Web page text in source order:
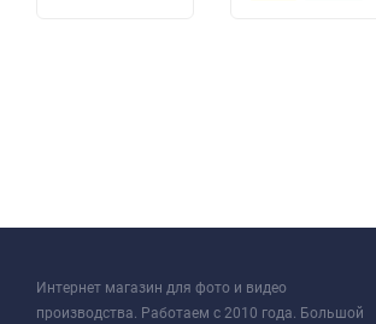
Интернет магазин для фото и видео
производства. Работаем с 2010 года. Большой